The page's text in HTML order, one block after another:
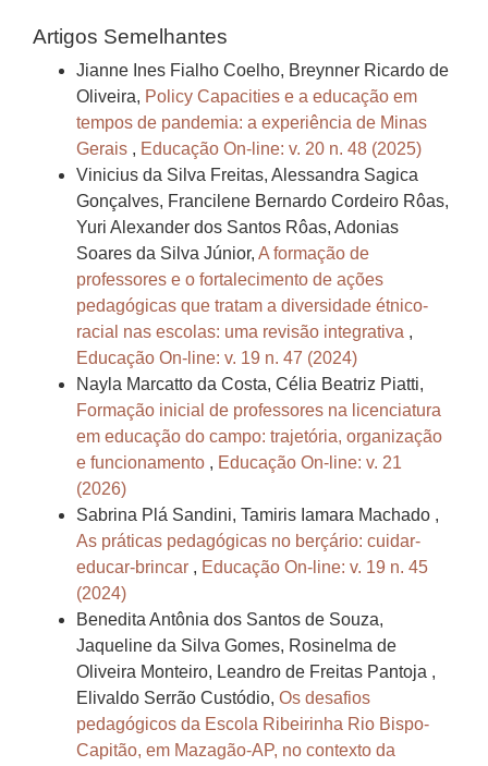
Artigos Semelhantes
Jianne Ines Fialho Coelho, Breynner Ricardo de
Oliveira, Policy Capacities e a educação em
tempos de pandemia: a experiência de Minas
Gerais , Educação On-line: v. 20 n. 48 (2025)
Vinicius da Silva Freitas, Alessandra Sagica
Gonçalves, Francilene Bernardo Cordeiro Rôas,
Yuri Alexander dos Santos Rôas, Adonias
Soares da Silva Júnior, A formação de
professores e o fortalecimento de ações
pedagógicas que tratam a diversidade étnico-
racial nas escolas: uma revisão integrativa ,
Educação On-line: v. 19 n. 47 (2024)
Nayla Marcatto da Costa, Célia Beatriz Piatti,
Formação inicial de professores na licenciatura
em educação do campo: trajetória, organização
e funcionamento , Educação On-line: v. 21
(2026)
Sabrina Plá Sandini, Tamiris Iamara Machado ,
As práticas pedagógicas no berçário: cuidar-
educar-brincar , Educação On-line: v. 19 n. 45
(2024)
Benedita Antônia dos Santos de Souza,
Jaqueline da Silva Gomes, Rosinelma de
Oliveira Monteiro, Leandro de Freitas Pantoja ,
Elivaldo Serrão Custódio, Os desafios
pedagógicos da Escola Ribeirinha Rio Bispo-
Capitão, em Mazagão-AP, no contexto da